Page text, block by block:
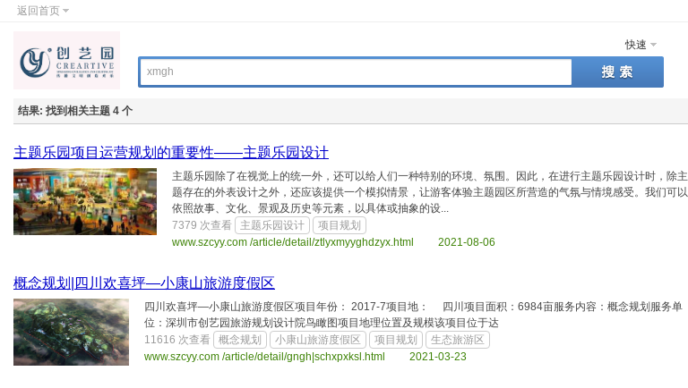
返回首页
快速
结果: 找到相关主题 4 个
主题乐园项目运营规划的重要性——主题乐园设计
主题乐园除了在视觉上的统一外，还可以给人们一种特别的环境、氛围。因此，在进行主题乐园设计时，除主
题存在的外表设计之外，还应该提供一个模拟情景，让游客体验主题园区所营造的气氛与情境感受。我们可以
依照故事、文化、景观及历史等元素，以具体或抽象的设...
7379 次查看
主题乐园设计
项目规划
www.szcyy.com /article/detail/ztlyxmyyghdzyx.html 2021-08-06
概念规划|四川欢喜坪—小康山旅游度假区
四川欢喜坪—小康山旅游度假区项目年份： 2017-7项目地： 四川项目面积：6984亩服务内容：概念规划服务单
位：深圳市创艺园旅游规划设计院鸟瞰图项目地理位置及规模该项目位于达
11616 次查看
概念规划 小康山旅游度假区 项目规划
生态旅游区
www.szcyy.com /article/detail/gngh|schxpxksl.html 2021-03-23